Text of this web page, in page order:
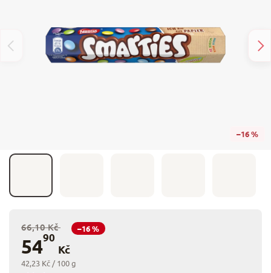
–16 %
66,10 Kč –16 %
5490
Kč
42,23 Kč / 100 g